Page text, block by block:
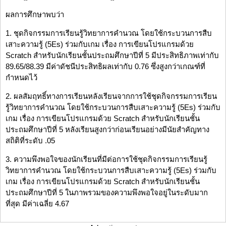
ผลการศึกษาพบว่า
1. ชุดกิจกรรมการเรียนรู้วิทยาการคำนวณ โดยใช้กระบวนการสืบ
เสาะความรู้ (5Es) ร่วมกับเกม เรื่อง การเขียนโปรแกรมด้วย
Scratch สำหรับนักเรียนชั้นประถมศึกษาปีที่ 5 มีประสิทธิภาพเท่ากับ
89.65/88.39 มีค่าดัชนีประสิทธิผลเท่ากับ 0.76 ซึ่งสูงกว่าเกณฑ์ที่
กำหนดไว้
2. ผลสัมฤทธิ์ทางการเรียนหลังเรียนจากการใช้ชุดกิจกรรมการเรียน
รู้วิทยาการคำนวณ โดยใช้กระบวนการสืบเสาะความรู้ (5Es) ร่วมกับ
เกม เรื่อง การเขียนโปรแกรมด้วย Scratch สำหรับนักเรียนชั้น
ประถมศึกษาปีที่ 5 หลังเรียนสูงกว่าก่อนเรียนอย่างมีนัยสำคัญทาง
สถิติที่ระดับ .05
3. ความพึงพอใจของนักเรียนที่มีต่อการใช้ชุดกิจกรรมการเรียนรู้
วิทยาการคำนวณ โดยใช้กระบวนการสืบเสาะความรู้ (5Es) ร่วมกับ
เกม เรื่อง การเขียนโปรแกรมด้วย Scratch สำหรับนักเรียนชั้น
ประถมศึกษาปีที่ 5 ในภาพรวมของความพึงพอใจอยู่ในระดับมาก
ที่สุด มีค่าเฉลี่ย 4.67